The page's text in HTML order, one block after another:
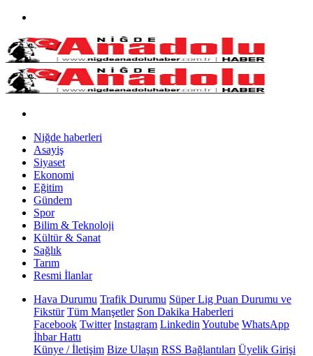
Niğde haberleri
Asayiş
Siyaset
Ekonomi
Eğitim
Gündem
Spor
Bilim & Teknoloji
Kültür & Sanat
Sağlık
Tarım
Resmi İlanlar
Hava Durumu Trafik Durumu Süper Lig Puan Durumu ve
Fikstür Tüm Manşetler Son Dakika Haberleri
Facebook Twitter Instagram Linkedin Youtube WhatsApp
İhbar Hattı
Künye / İletişim Bize Ulaşın RSS Bağlantıları Üyelik Girişi